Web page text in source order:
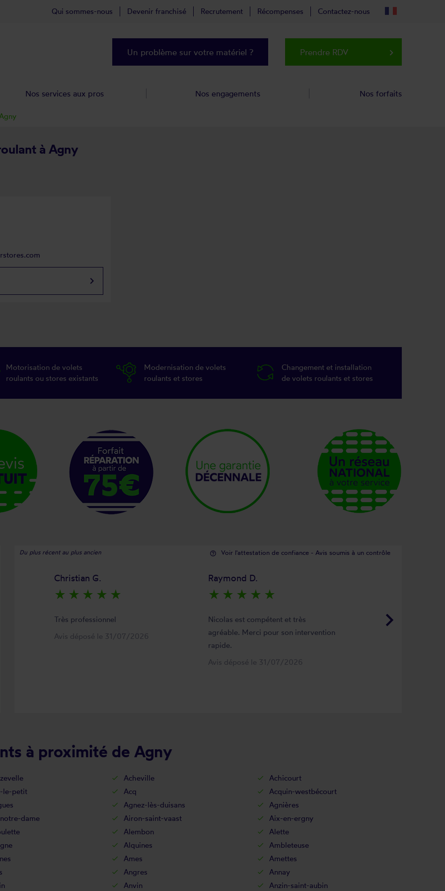
à Agny
keyboard_arrow_right
Motorisation de volets
roulants ou stores existants
Modernisation de volets
roulants et stores
Changement et installation
de volets roulants et stores
Du plus récent au plus ancien help_outline Voir l'attestation de confiance - Avis soumis à un contrôle
keyboard_arrow_right
Christian G.
star_rate star_rate star_rate star_rate star_rate
Très professionnel
Avis déposé le 31/07/2026
Raymond D.
star_rate star_rate star_rate star_rate star_rate
Nicolas est compétent et très
agréable. Merci pour son intervention
rapide.
Avis déposé le 31/07/2026
à proximité de Agny
Acheville
Achicourt
le-petit Acq
Acquin-westbécourt
Agnez-lès-duisans
Agnières
dame Airon-saint-vaast
Aix-en-ergny
Alembon
Alette
Alquines
Ambleteuse
Ames
Amettes
Angres
Annay
Anvin
Anzin-saint-aubin
Qui sommes-nous Devenir franchisé Recrutement Récompenses Contactez-nous
Un problème sur votre matériel ? Prendre RDV keyboard_arrow_right
Nos services aux pros Nos engagements Nos forfaits